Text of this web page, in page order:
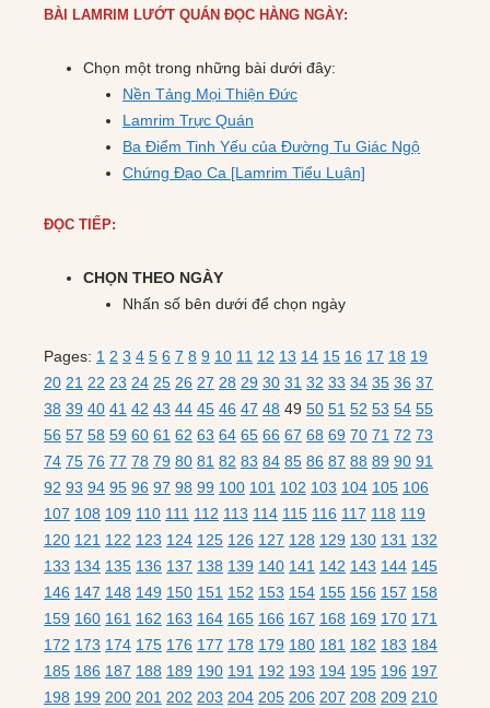
BÀI LAMRIM LƯỚT QUÁN ĐỌC HÀNG NGÀY:
Chọn một trong những bài dưới đây:
Nền Tảng Mọi Thiện Đức
Lamrim Trực Quán
Ba Điểm Tinh Yếu của Đường Tu Giác Ngộ
Chứng Đạo Ca [Lamrim Tiểu Luận]
ĐỌC TIẾP:
CHỌN THEO NGÀY
Nhấn số bên dưới để chọn ngày
Pages: 1 2 3 4 5 6 7 8 9 10 11 12 13 14 15 16 17 18 19
20 21 22 23 24 25 26 27 28 29 30 31 32 33 34 35 36 37
38 39 40 41 42 43 44 45 46 47 48 49 50 51 52 53 54 55
56 57 58 59 60 61 62 63 64 65 66 67 68 69 70 71 72 73
74 75 76 77 78 79 80 81 82 83 84 85 86 87 88 89 90 91
92 93 94 95 96 97 98 99 100 101 102 103 104 105 106
107 108 109 110 111 112 113 114 115 116 117 118 119
120 121 122 123 124 125 126 127 128 129 130 131 132
133 134 135 136 137 138 139 140 141 142 143 144 145
146 147 148 149 150 151 152 153 154 155 156 157 158
159 160 161 162 163 164 165 166 167 168 169 170 171
172 173 174 175 176 177 178 179 180 181 182 183 184
185 186 187 188 189 190 191 192 193 194 195 196 197
198 199 200 201 202 203 204 205 206 207 208 209 210